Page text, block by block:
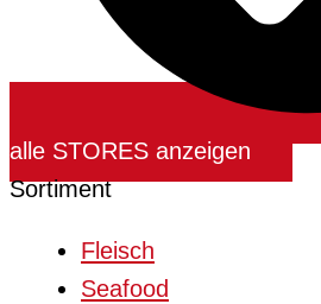
alle STORES anzeigen
Sortiment
Fleisch
Seafood